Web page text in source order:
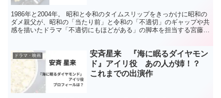
1986年と2004年。 昭和と令和のタイムスリップをきっかけに昭和の
ダメ親父が、昭和の「当たり前」と令和の「不適切」のギャップや共
感を描いたドラマ「不適切にもほどがある」の脚本を担当する宮藤官
ドラマ・映画
安斉星来 『海に眠るダイヤモン
ド』アイリ役 あの人が姉！？
これまでの出演作